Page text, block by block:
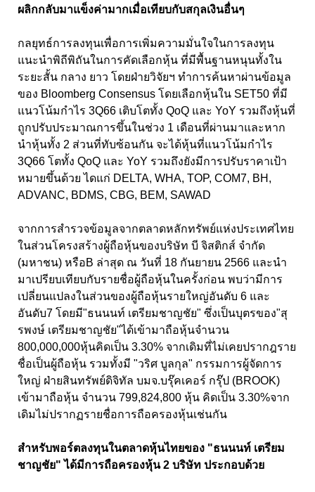
ผลิกกลับมาแข็งค่ามากเมื่อเทียบกับสกุลเงินอื่นๆ
กลยุทธ์การลงทุนเพื่อการเพิ่มความมั่นใจในการลงทุน
แนะนำพิถีพิถันในการคัดเลือกหุ้น ที่มีพื้นฐานหนุนทั้งใน
ระยะสั้น กลาง ยาว โดยฝ่ายวิจัยฯ ทำการค้นหาผ่านข้อมูล
ของ Bloomberg Consensus โดยเลือกหุ้นใน SET50 ที่มี
แนวโน้มกำไร 3Q66 เติบโตทั้ง QoQ และ YoY รวมถึงหุ้นที่
ถูกปรับประมาณการขึ้นในช่วง 1 เดือนที่ผ่านมาและหาก
นำหุ้นทั้ง 2 ส่วนที่ทับซ้อนกัน จะได้หุ้นที่แนวโน้มกำไร
3Q66 โตทั้ง QoQ และ YoY รวมถึงยังมีการปรับราคาเป้า
หมายขึ้นด้วย ไดแก่ DELTA, WHA, TOP, COM7, BH,
ADVANC, BDMS, CBG, BEM, SAWAD
จากการสำรวจข้อมูลจากตลาดหลักทรัพย์แห่งประเทศไทย
ในส่วนโครงสร้างผู้ถือหุ้นของบริษัท บี จิสติกส์ จำกัด
(มหาชน) หรือB ล่าสุด ณ วันที่ 18 กันยายน 2566 และนำ
มาเปรียบเทียบกับรายชื่อผู้ถือหุ้นในครั้งก่อน พบว่ามีการ
เปลี่ยนแปลงในส่วนของผู้ถือหุ้นรายใหญ่อันดับ 6 และ
อันดับ7 โดยมี"ธนนนท์ เตรียมชาญชัย" ซึ่งเป็นบุตรของ"สุ
รพงษ์ เตรียมชาญชัย"ได้เข้ามาถือหุ้นจำนวน
800,000,000หุ้นคิดเป็น 3.30% จากเดิมที่ไม่เคยปรากฎราย
ชื่อเป็นผู้ถือหุ้น รวมทั้งมี "วริศ บูลกุล" กรรมการผู้จัดการ
ใหญ่ ฝ่ายสินทรัพย์ดิจิทัล บมจ.บรุ๊คเคอร์ กรุ๊ป (BROOK)
เข้ามาถือหุ้น จำนวน 799,824,800 หุ้น คิดเป็น 3.30%จาก
เดิมไม่ปรากฏรายชื่อการถือครองหุ้นเช่นกัน
สำหรับพอร์ตลงทุนในตลาดหุ้นไทยของ "ธนนนท์ เตรียม
ชาญชัย" ได้มีการถือครองหุ้น 2 บริษัท ประกอบด้วย